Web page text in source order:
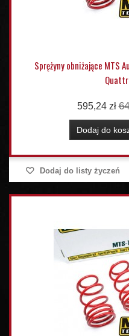
Sprężyny obniżające MTS
595,24 zł
Dodaj do
Dodaj do listy życzeń